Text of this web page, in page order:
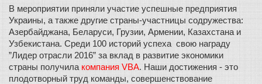
В мероприятии приняли участие успешные предприятия
Украины, а также другие страны-участницы содружества:
Азербайджана, Беларуси, Грузии, Армении, Казахстана и
Узбекистана. Среди 100 историй успеха  свою награду
”Лидер отрасли 2016” за вклад в развитие экономики
страны получила компания VBA. Наши достижения - это
плодотворный труд команды, совершенствование